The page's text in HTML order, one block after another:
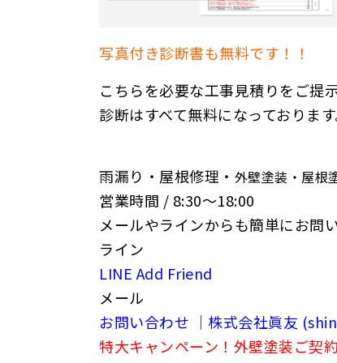
写真付き診断書も無料です！！
こちらを必要な工事見積りをご提
診断はすべて無料になっております
雨漏り・屋根修理・ 外壁塗装・屋根
営業時間 / 8:30〜18:00
メールやラインからも簡単にお問
ライン
LINE Add Friend
メール
お問い合わせ ｜株式会社眞友
特大キャンペーン！外壁塗装ご契